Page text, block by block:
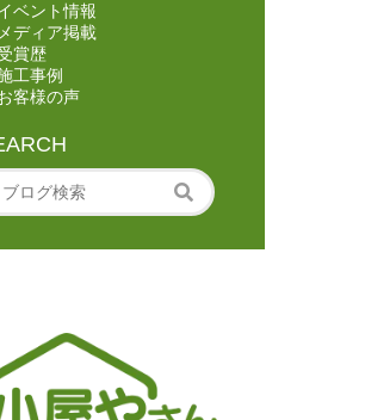
ベント情報
メディア掲載
賞歴
工事例
客様の声